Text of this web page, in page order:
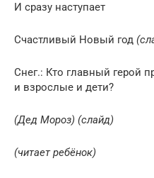
И сразу наступает
Счастливый Новый год
Снег.: Кто главный герой
и взрослые и дети?
(Дед Мороз) (слайд)
(читает ребёнок)